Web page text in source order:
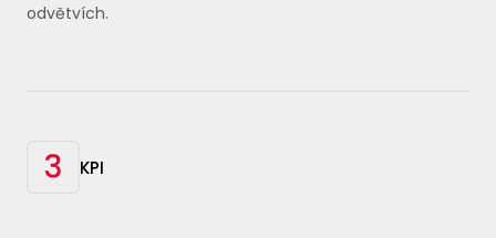
odvětvích.
KPI